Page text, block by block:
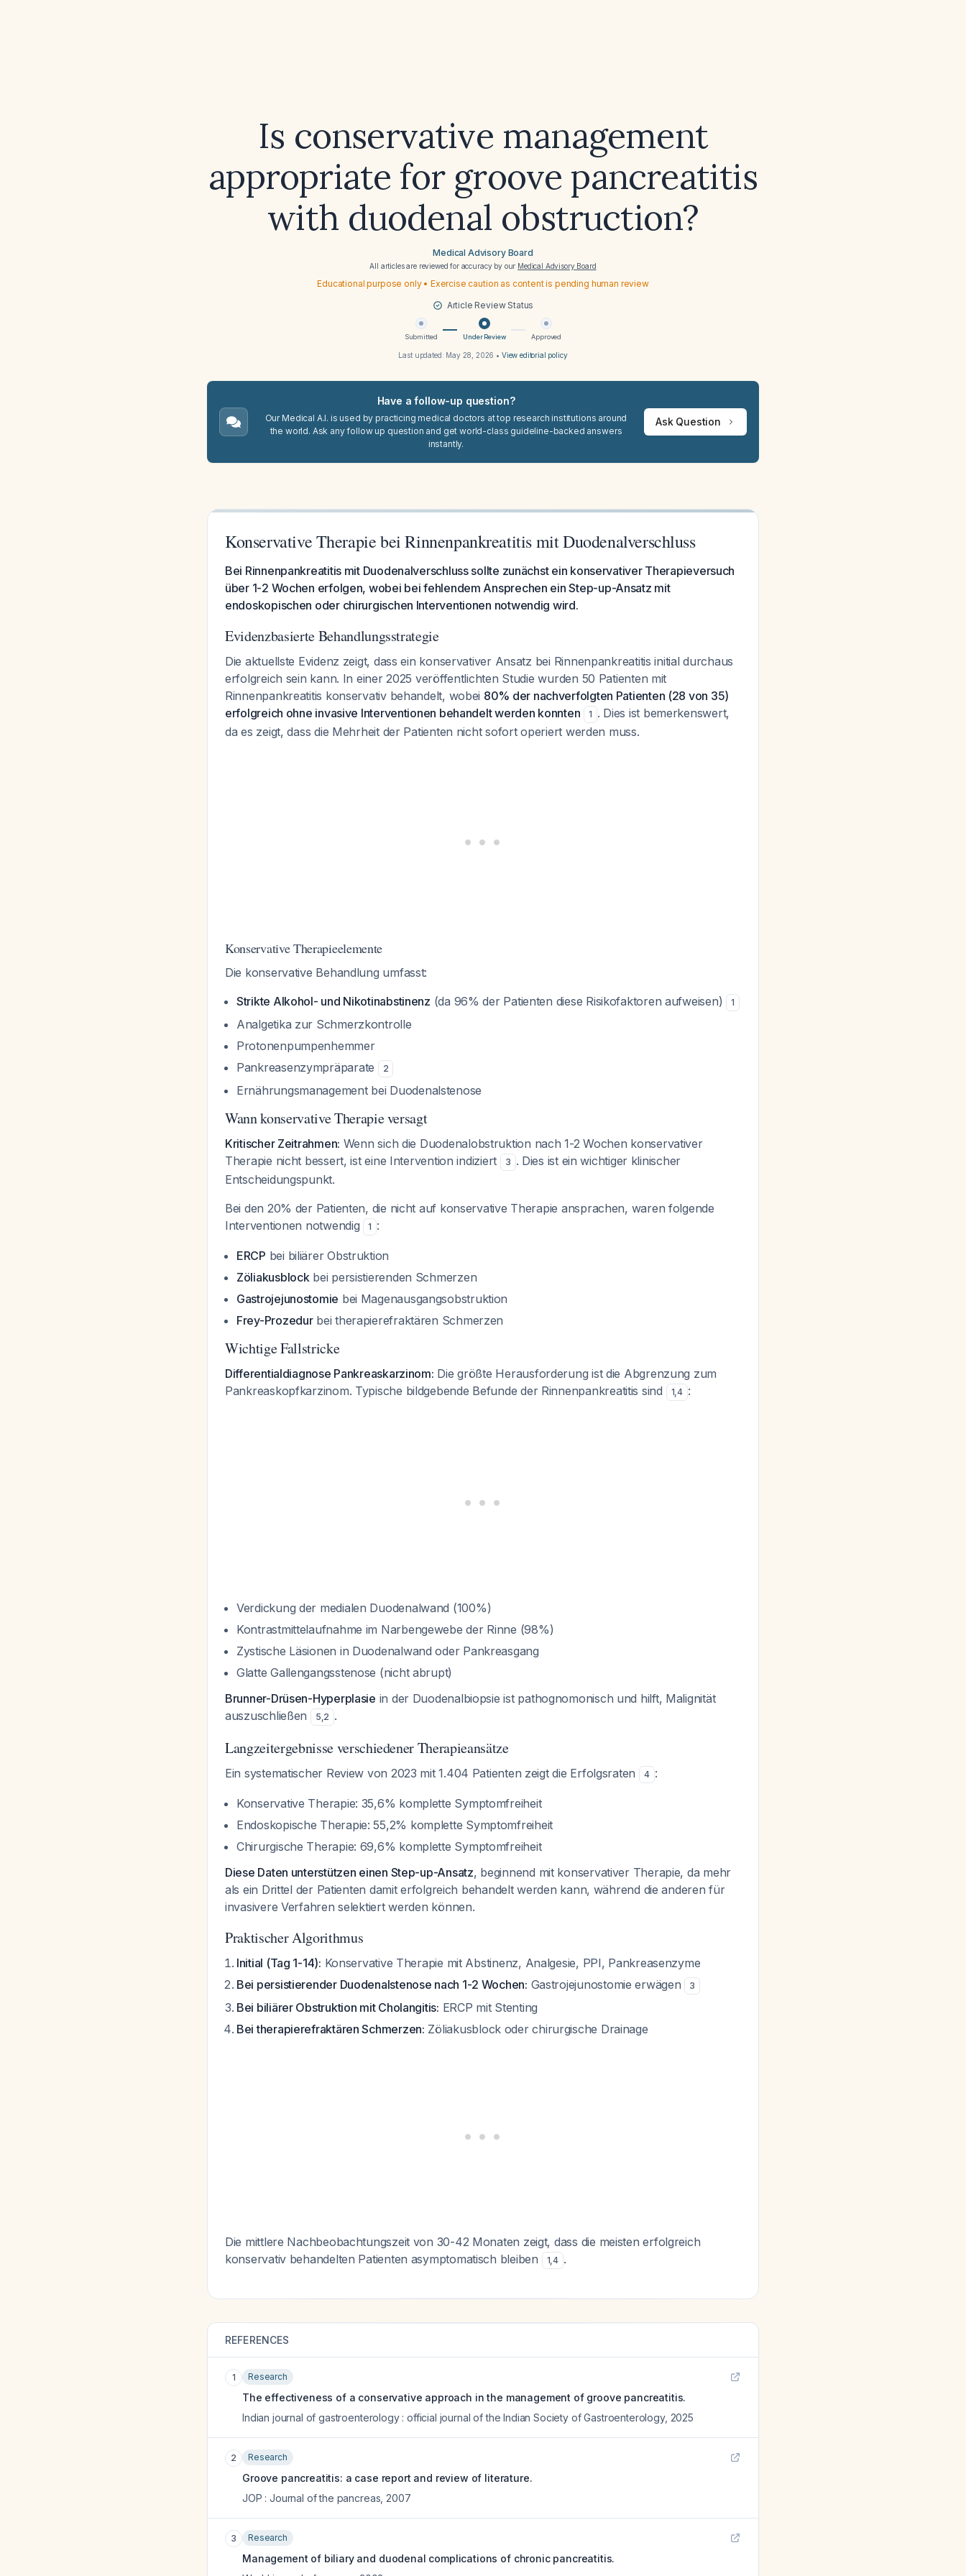
Is conservative management
appropriate for groove pancreatitis
with duodenal obstruction?
Medical Advisory Board
All articles are reviewed for accuracy by our Medical Advisory Board
Educational purpose only • Exercise caution as content is pending human review
Article Review Status
Submitted Under Review Approved
Last updated: May 28, 2026 • View editorial policy
Have a follow-up question?
Our Medical A.I. is used by practicing medical doctors at top research institutions around
the world. Ask any follow up question and get world-class guideline-backed answers
instantly.
Ask Question
Konservative Therapie bei Rinnenpankreatitis mit Duodenalverschluss
Bei Rinnenpankreatitis mit Duodenalverschluss sollte zunächst ein konservativer Therapieversuch
über 1-2 Wochen erfolgen, wobei bei fehlendem Ansprechen ein Step-up-Ansatz mit
endoskopischen oder chirurgischen Interventionen notwendig wird.
Evidenzbasierte Behandlungsstrategie
Die aktuellste Evidenz zeigt, dass ein konservativer Ansatz bei Rinnenpankreatitis initial durchaus
erfolgreich sein kann. In einer 2025 veröffentlichten Studie wurden 50 Patienten mit
Rinnenpankreatitis konservativ behandelt, wobei 80% der nachverfolgten Patienten (28 von 35)
erfolgreich ohne invasive Interventionen behandelt werden konnten
1 . Dies ist bemerkenswert,
da es zeigt, dass die Mehrheit der Patienten nicht sofort operiert werden muss.
Konservative Therapieelemente
Die konservative Behandlung umfasst:
Strikte Alkohol- und Nikotinabstinenz (da 96% der Patienten diese Risikofaktoren aufweisen) 1
Analgetika zur Schmerzkontrolle
Protonenpumpenhemmer
Pankreasenzympräparate
2
Ernährungsmanagement bei Duodenalstenose
Wann konservative Therapie versagt
Kritischer Zeitrahmen: Wenn sich die Duodenalobstruktion nach 1-2 Wochen konservativer
Therapie nicht bessert, ist eine Intervention indiziert
3 . Dies ist ein wichtiger klinischer
Entscheidungspunkt.
Bei den 20% der Patienten, die nicht auf konservative Therapie ansprachen, waren folgende
Interventionen notwendig
1 :
ERCP bei biliärer Obstruktion
Zöliakusblockbei persistierenden Schmerzen
Gastrojejunostomie bei Magenausgangsobstruktion
Frey-Prozedurbei therapierefraktären Schmerzen
Wichtige Fallstricke
Differentialdiagnose Pankreaskarzinom: Die größte Herausforderung ist die Abgrenzung zum
Pankreaskopfkarzinom. Typische bildgebende Befunde der Rinnenpankreatitis sind
1,4 :
Verdickung der medialen Duodenalwand (100%)
Kontrastmittelaufnahme im Narbengewebe der Rinne (98%)
Zystische Läsionen in Duodenalwand oder Pankreasgang
Glatte Gallengangsstenose (nicht abrupt)
Brunner-Drüsen-Hyperplasie in der Duodenalbiopsie ist pathognomonisch und hilft, Malignität
auszuschließen
5,2 .
Langzeitergebnisse verschiedener Therapieansätze
Ein systematischer Review von 2023 mit 1.404 Patienten zeigt die Erfolgsraten 4 :
Konservative Therapie: 35,6% komplette Symptomfreiheit
Endoskopische Therapie: 55,2% komplette Symptomfreiheit
Chirurgische Therapie: 69,6% komplette Symptomfreiheit
Diese Daten unterstützen einen Step-up-Ansatz, beginnend mit konservativer Therapie, da mehr
als ein Drittel der Patienten damit erfolgreich behandelt werden kann, während die anderen für
invasivere Verfahren selektiert werden können.
Praktischer Algorithmus
Initial (Tag 1-14): Konservative Therapie mit Abstinenz, Analgesie, PPI, Pankreasenzyme
Bei persistierender Duodenalstenose nach 1-2 Wochen: Gastrojejunostomie erwägen 3
Bei biliärer Obstruktion mit Cholangitis: ERCP mit Stenting
Bei therapierefraktären Schmerzen: Zöliakusblock oder chirurgische Drainage
Die mittlere Nachbeobachtungszeit von 30-42 Monaten zeigt, dass die meisten erfolgreich
konservativ behandelten Patienten asymptomatisch bleiben
1,4 .
REFERENCES
1 Research
The effectiveness of a conservative approach in the management of groove pancreatitis.
Indian journal of gastroenterology : official journal of the Indian Society of Gastroenterology, 2025
2 Research
Groove pancreatitis: a case report and review of literature.
JOP : Journal of the pancreas 2007
3 Research
Management of biliary and duodenal complications of chronic pancreatitis.